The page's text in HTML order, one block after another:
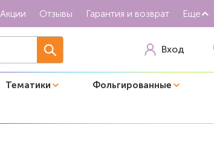
Акции Отзывы Гарантия и возврат Еще
Вход
Тематики Фольгированные